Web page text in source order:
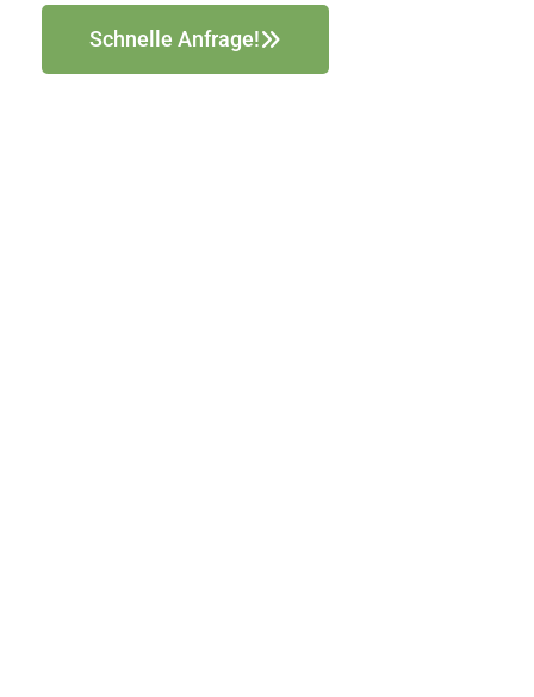
Schnelle Anfrage!